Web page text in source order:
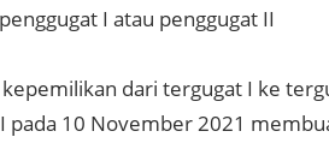
I atau penggugat II
dari tergugat I ke
pada 10 November 2021